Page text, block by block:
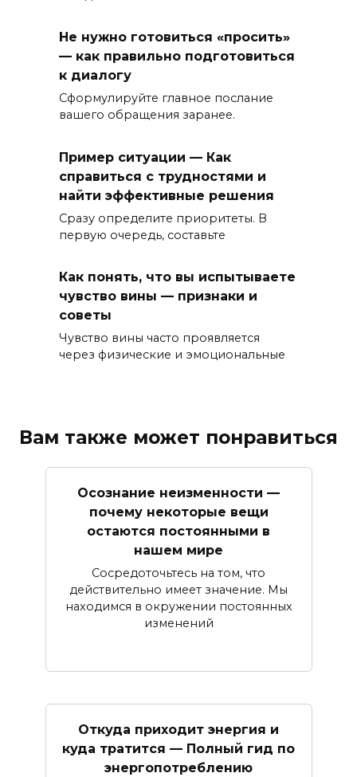
Не нужно готовиться «просить»
— как правильно подготовиться
к диалогу
Сформулируйте главное послание
вашего обращения заранее.
Пример ситуации — Как
справиться с трудностями и
найти эффективные решения
Сразу определите приоритеты. В
первую очередь, составьте
Как понять, что вы испытываете
чувство вины — признаки и
советы
Чувство вины часто проявляется
через физические и эмоциональные
Вам также может понравиться
Осознание неизменности —
почему некоторые вещи
остаются постоянными в
нашем мире
Сосредоточьтесь на том, что
действительно имеет значение. Мы
находимся в окружении постоянных
изменений
Откуда приходит энергия и
куда тратится — Полный гид по
энергопотреблению